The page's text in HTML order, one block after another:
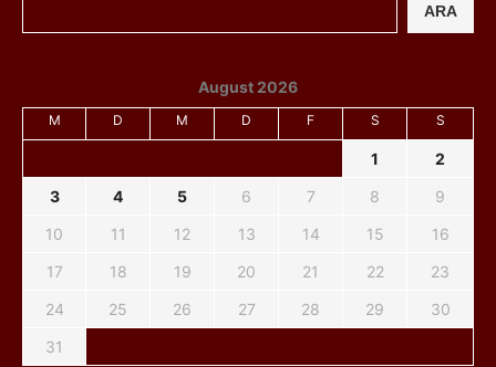
ARA
August 2026
M D M D F S S
1
2
3
4 5 6 7 8
9
10
11 12 13 14 15
16
17
18 19 20 21 22
23
24
25 26 27 28 29
30
31